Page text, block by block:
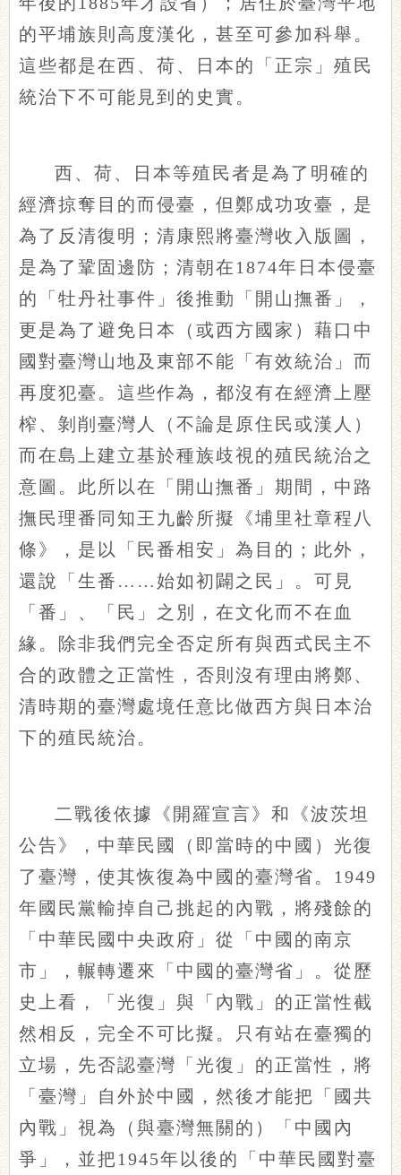
的平埔族則高度漢化，甚至可參加科舉。
這些都是在西、荷、日本的「正宗」殖民
統治下不可能見到的史實。
西、荷、日本等殖民者是為了明確的
經濟掠奪目的而侵臺，但鄭成功攻臺，是
為了反清復明；清康熙將臺灣收入版圖，
是為了鞏固邊防；清朝在1874年日本侵臺
的「牡丹社事件」後推動「開山撫番」，
更是為了避免日本（或西方國家）藉口中
國對臺灣山地及東部不能「有效統治」而
再度犯臺。這些作為，都沒有在經濟上壓
榨、剝削臺灣人（不論是原住民或漢人）
而在島上建立基於種族歧視的殖民統治之
意圖。此所以在「開山撫番」期間，中路
撫民理番同知王九齡所擬《埔里社章程八
條》，是以「民番相安」為目的；此外，
還說「生番……始如初闢之民」。可見
「番」、「民」之別，在文化而不在血
緣。除非我們完全否定所有與西式民主不
合的政體之正當性，否則沒有理由將鄭、
清時期的臺灣處境任意比做西方與日本治
下的殖民統治。
二戰後依據《開羅宣言》和《波茨坦
公告》，中華民國（即當時的中國）光復
了臺灣，使其恢復為中國的臺灣省。1949
年國民黨輸掉自己挑起的內戰，將殘餘的
「中華民國中央政府」從「中國的南京
市」，輾轉遷來「中國的臺灣省」。從歷
史上看，「光復」與「內戰」的正當性截
然相反，完全不可比擬。只有站在臺獨的
立場，先否認臺灣「光復」的正當性，將
「臺灣」自外於中國，然後才能把「國共
內戰」視為（與臺灣無關的）「中國內
爭」，並把1945年以後的「中華民國對臺